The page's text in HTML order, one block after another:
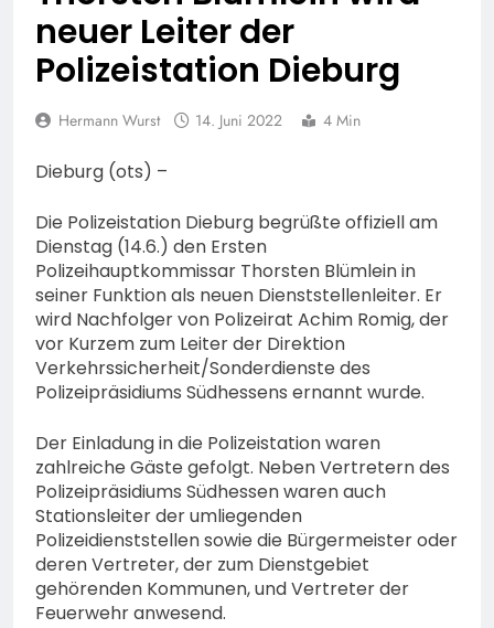
Erneute Veröffentlichung
eines Fotos
Waldbrandlöschzug des
Main-Taunus-Kreises
unterstützt bei Waldbrand
– Rund 45 Einsatzkräfte
6. August 2026
POL-OF: Manipulierte
Fahrzeuge und getuntes E-
langen Sperrung der A3
bei Niedernhausen
5. August 2026
POL-NH: Schwalm-Eder-
Kreis: 74-jähriger Claus-
Peter H. aus Felsberg wird
vermisst
5. August 2026
FW Rheingau-Taunus:
Erstmeldung: Waldbrand
zwischen Bad
Schwalbach-Hettenhain
Seitzenhahn – rund 150
Einsatzkräfte im Einsatz
5. August 2026
POL-RTK:
Polizeidirektion
Rheingau-Taunus
5. August 2026
POL-OF: Abgelenkt und
bestohlen: Zeugen
gesucht!; Mercedes
angedotzt: Hinweise
erbeten und Wer hat den
Fahrraddieb gesehen?
5. August 2026
neuer Leiter der
Polizeistation Dieburg
Hermann Wurst 14. Juni 2022 4 Min
Dieburg (ots) –
Die Polizeistation Dieburg begrüßte offiziell am
Dienstag (14.6.) den Ersten
Polizeihauptkommissar Thorsten Blümlein in
seiner Funktion als neuen Dienststellenleiter. Er
wird Nachfolger von Polizeirat Achim Romig, der
vor Kurzem zum Leiter der Direktion
Verkehrssicherheit/Sonderdienste des
Polizeipräsidiums Südhessens ernannt wurde.
Der Einladung in die Polizeistation waren
zahlreiche Gäste gefolgt. Neben Vertretern des
Polizeipräsidiums Südhessen waren auch
Stationsleiter der umliegenden
Polizeidienststellen sowie die Bürgermeister oder
deren Vertreter, der zum Dienstgebiet
gehörenden Kommunen, und Vertreter der
Feuerwehr anwesend.